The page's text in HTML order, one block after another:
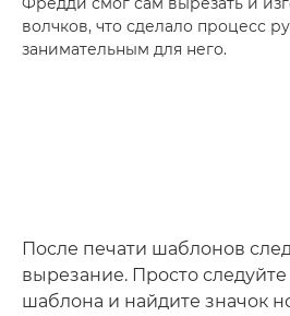
волчков, что сделало процесс
занимательным для него.
После печати шаблонов
вырезание. Просто
шаблона и найдите значок